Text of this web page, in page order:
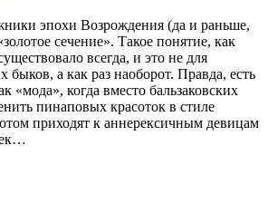
эпохи Возрождения (да и раньше,
сечение». Такое понятие, как
всегда, и это не для
быков, а как раз наоборот. Правда, есть
«мода», когда вместо бальзаковских
пинаповых красоток в стиле
приходят к аннерексичным девицам